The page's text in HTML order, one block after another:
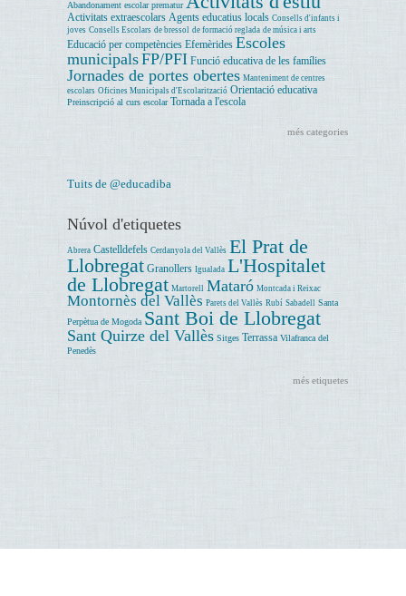
Abandonament escolar prematur
Activitats extraescolars Agents educatius locals Consells d'infants i
joves Consells Escolars de bressol de formació reglada de música i arts
Educació per competències Efemèrides Escoles
municipalsFP/PFI Funció educativa de les famílies
Jornades de portes obertes Manteniment de centres
escolars Oficines Municipals d'Escolarització Orientació educativa
Preinscripció al curs escolar Tornada a l'escola
més categories
Tuits de @educadiba
Núvol d'etiquetes
Abrera Castelldefels Cerdanyola del Vallès El Prat de
Llobregat Granollers Igualada L'Hospitalet
de Llobregat Martorell Mataró Montcada i Reixac
Montornès del Vallès Parets del Vallès Rubí Sabadell Santa
Perpètua de Mogoda Sant Boi de Llobregat
Sant Quirze del Vallès Sitges Terrassa Vilafranca del
Penedès
més etiquetes